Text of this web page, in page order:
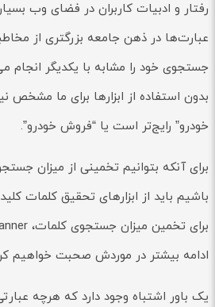
رفتار و ادبیات کاربران در فضای وب
عبارت‌ها در ذهن جامعه بزرگتری از
جستجوی خود را مشابه با یکدیگر انجام
بدون استفاده از ابزارها برای ما
خودرو” رایج‌تر است یا “فروش خودرو”.
برای آنکه بتوانیم تخمینی از میزان
باشیم باید از ابزارهای تحقیق کلمات
ادامه بیشتر در موردش صحبت خواهیم
یک باور اشتباه وجود دارد که هرچه